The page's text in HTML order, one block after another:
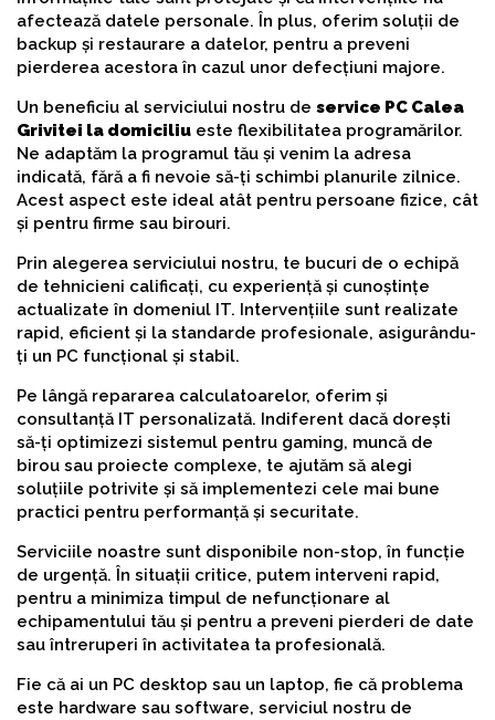
afectează datele personale. În plus, oferim soluții de
backup și restaurare a datelor, pentru a preveni
pierderea acestora în cazul unor defecțiuni majore.
Un beneficiu al serviciului nostru de service PC Calea
Grivitei la domiciliu este flexibilitatea programărilor.
Ne adaptăm la programul tău și venim la adresa
indicată, fără a fi nevoie să-ți schimbi planurile zilnice.
Acest aspect este ideal atât pentru persoane fizice, cât
și pentru firme sau birouri.
Prin alegerea serviciului nostru, te bucuri de o echipă
de tehnicieni calificați, cu experiență și cunoștințe
actualizate în domeniul IT. Intervențiile sunt realizate
rapid, eficient și la standarde profesionale, asigurându-
ți un PC funcțional și stabil.
Pe lângă repararea calculatoarelor, oferim și
consultanță IT personalizată. Indiferent dacă dorești
să-ți optimizezi sistemul pentru gaming, muncă de
birou sau proiecte complexe, te ajutăm să alegi
soluțiile potrivite și să implementezi cele mai bune
practici pentru performanță și securitate.
Serviciile noastre sunt disponibile non-stop, în funcție
de urgență. În situații critice, putem interveni rapid,
pentru a minimiza timpul de nefuncționare al
echipamentului tău și pentru a preveni pierderi de date
sau întreruperi în activitatea ta profesională.
Fie că ai un PC desktop sau un laptop, fie că problema
este hardware sau software, serviciul nostru de